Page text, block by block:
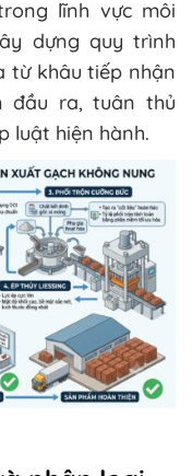
lĩnh vực môi
dựng quy trình
từ khâu tiếp nhận
đầu ra, tuân thủ
luật hiện hành.